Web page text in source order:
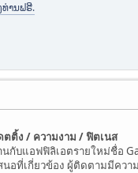
ານຟຣີ.
ตติ้ง / ความงาม / ฟิตเนส
นกับแอฟฟิลิเอตรายใหม่ชื่อ
อที่เกี่ยวข้อง ผู้ติดตามมีควา